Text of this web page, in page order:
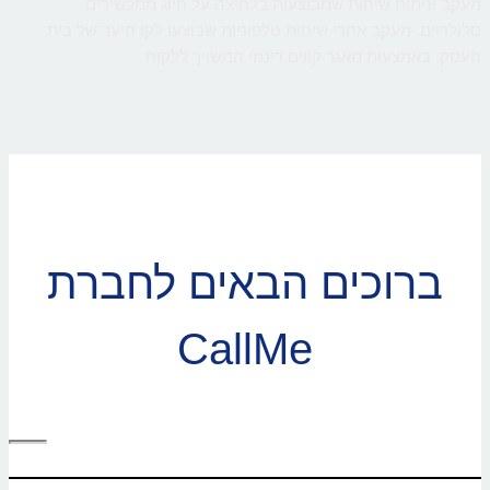
ברוכים הבאים לחברת
CallMe